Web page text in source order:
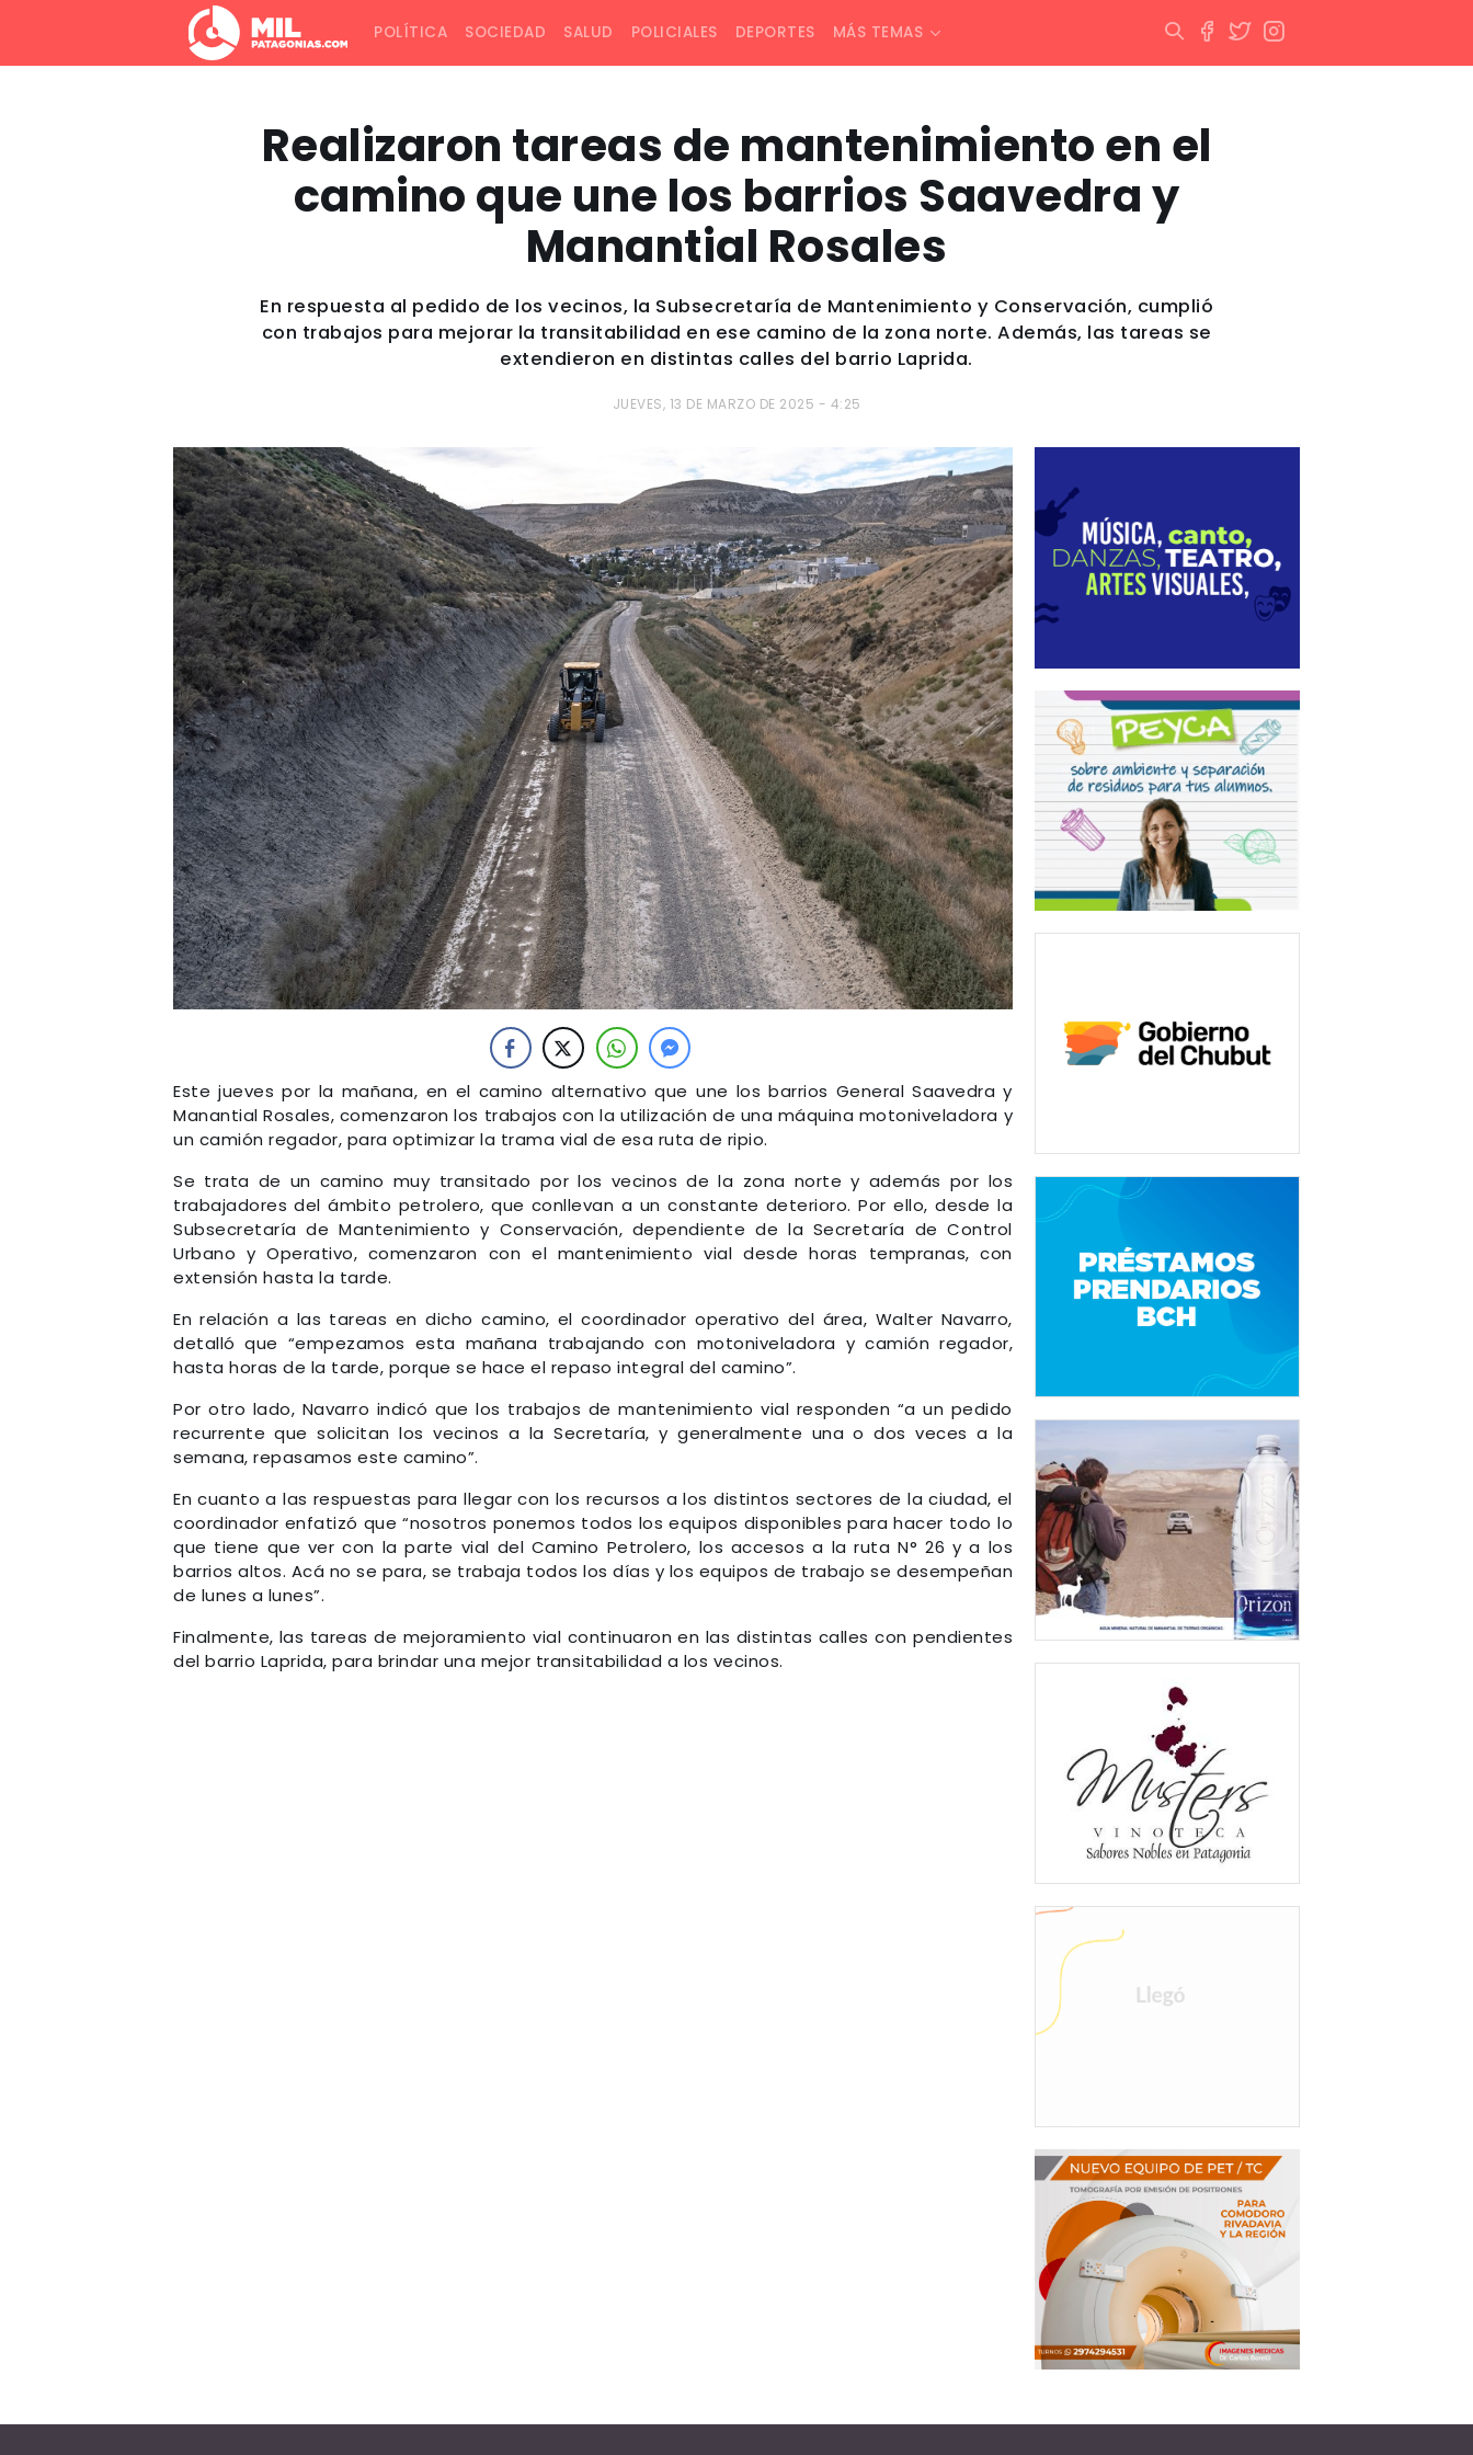
POLÍTICA SOCIEDAD SALUD POLICIALES DEPORTES MÁS TEMAS
Realizaron tareas de mantenimiento en el
camino que une los barrios Saavedra y
Manantial Rosales
En respuesta al pedido de los vecinos, la Subsecretaría de Mantenimiento y Conservación, cumplió
con trabajos para mejorar la transitabilidad en ese camino de la zona norte. Además, las tareas se
extendieron en distintas calles del barrio Laprida.
JUEVES, 13 DE MARZO DE 2025 - 4:25
Este jueves por la mañana, en el camino alternativo que une los barrios General Saavedra y
Manantial Rosales, comenzaron los trabajos con la utilización de una máquina motoniveladora y
un camión regador, para optimizar la trama vial de esa ruta de ripio.
Se trata de un camino muy transitado por los vecinos de la zona norte y además por los
trabajadores del ámbito petrolero, que conllevan a un constante deterioro. Por ello, desde la
Subsecretaría de Mantenimiento y Conservación, dependiente de la Secretaría de Control
Urbano y Operativo, comenzaron con el mantenimiento vial desde horas tempranas, con
extensión hasta la tarde.
En relación a las tareas en dicho camino, el coordinador operativo del área, Walter Navarro,
detalló que “empezamos esta mañana trabajando con motoniveladora y camión regador,
hasta horas de la tarde, porque se hace el repaso integral del camino”.
Por otro lado, Navarro indicó que los trabajos de mantenimiento vial responden “a un pedido
recurrente que solicitan los vecinos a la Secretaría, y generalmente una o dos veces a la
semana, repasamos este camino”.
En cuanto a las respuestas para llegar con los recursos a los distintos sectores de la ciudad, el
coordinador enfatizó que “nosotros ponemos todos los equipos disponibles para hacer todo lo
que tiene que ver con la parte vial del Camino Petrolero, los accesos a la ruta N° 26 y a los
barrios altos. Acá no se para, se trabaja todos los días y los equipos de trabajo se desempeñan
de lunes a lunes”.
Finalmente, las tareas de mejoramiento vial continuaron en las distintas calles con pendientes
del barrio Laprida, para brindar una mejor transitabilidad a los vecinos.